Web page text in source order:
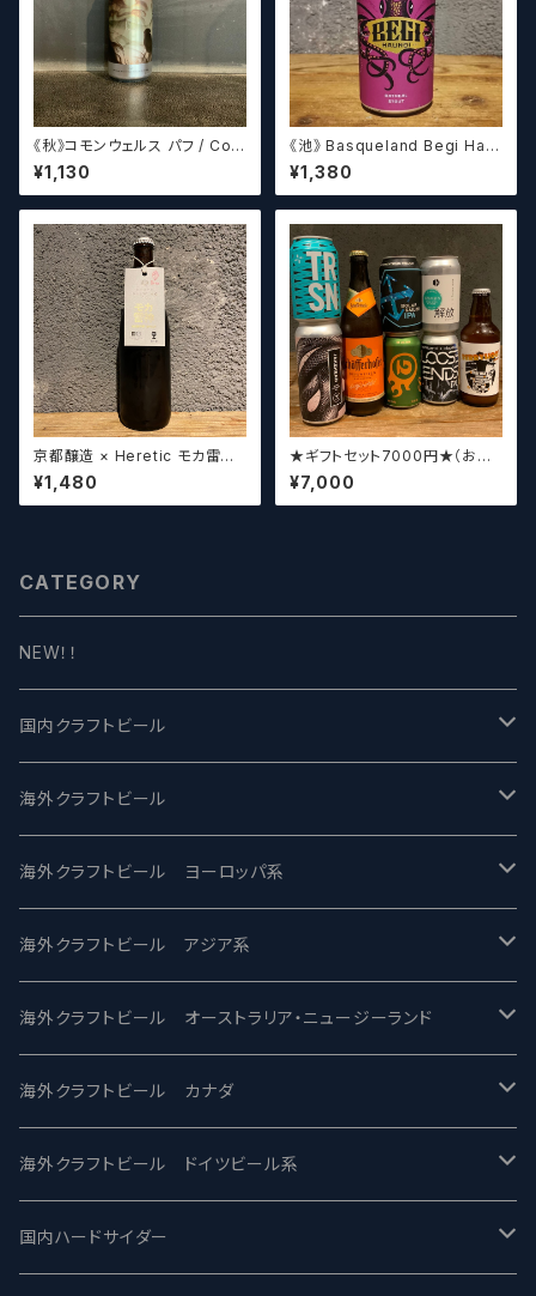
《秋》コモンウェルス パフ / Com
monwealth Puff 【クラフトビ
ールシザーズ】
¥1,130
《池》 Basqueland Begi Hau
ndi ベヒ アウンディ
¥1,380
京都醸造 × Heretic モカ雷神 /
Kyoto × Heretic MOCHA T
HUNDER【クラフトビールシザ
ーズ】
¥1,480
★ギフトセット7000円★（お好
みに合わせて5～8本チョイスさ
せていただきます）【クラフトビー
ル】
¥7,000
CATEGORY
NEW！！
国内クラフトビール
UCHU BREWING -うちゅうブルーイング
バテレ -VERTERE
2nd Story Ale Works -セカンドストーリー
ビアへるん - Beer Hearn
忽布古丹醸造 - HOP KOTAN
ワイマーケットブルーイング Y.Market Brewing
志賀高原ビール - SIGAKOGEN
海外クラフトビール
Modern Times モダンタイムズ
Maui マウイ
Toppling Goliath トップリンゴライアス
Fair State フェアステイト
Lagunitas ラグニタス
FirestoneWalker ファイアストーン
海外クラフトビール ヨーロッパ系
UnBarred -アンバード
SAIREN /サイレン
ワイルドチャイルド - Wilde Child
BrewDog Brewery - ブリュードッグ
The Flying Inn / ザ フライイング イン
海外クラフトビール アジア系
gweilo-鬼佬 グウァイロ
Heart Of Darkness - ハートオブダークネス
Carbon brews -カーボン
TAIHU - タイフー
海外クラフトビール オーストラリア・ニュージーランド
ROCKY RIDGE - ロッキーリッジ
BODRIGGY BREWING ボッドリッジー
CO-CONSPIRATORS コ・コンスピレーターズ
海外クラフトビール カナダ
Jackie O's ジャッキーオーズ
Westbrook ウェストブルック
海外クラフトビール ドイツビール系
Karmeliten カーメリテン
国内ハードサイダー